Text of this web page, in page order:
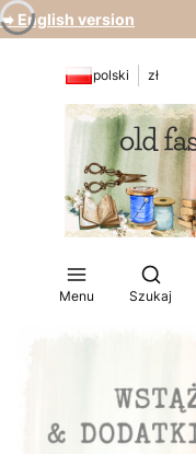
➡️ English version
polski zł
Menu Szukaj